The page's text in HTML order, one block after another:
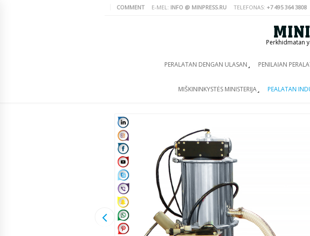
COMMENT E-MEL: INFO @ MINPRESS.RU TELEFONAS: +7 495 364 3808
Perkhidmatan
PERALATAN DENGAN ULASAN PENILAIAN
MIŠKININKYSTĖS MINISTERIJA PEALATAN